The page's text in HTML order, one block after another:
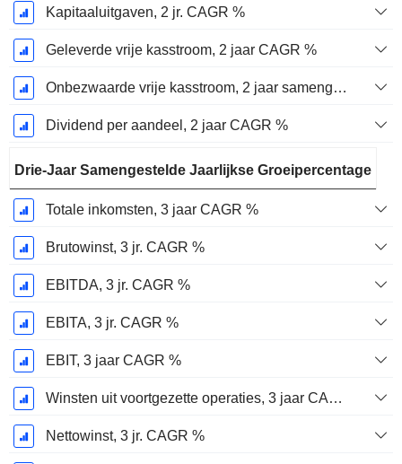
Kapitaaluitgaven, 2 jr. CAGR %
Geleverde vrije kasstroom, 2 jaar CAGR %
Onbezwaarde vrije kasstroom, 2 jaar samengestelde jaarlijkse groeipercentage %
Dividend per aandeel, 2 jaar CAGR %
Drie-Jaar Samengestelde Jaarlijkse Groeipercentage
Totale inkomsten, 3 jaar CAGR %
Brutowinst, 3 jr. CAGR %
EBITDA, 3 jr. CAGR %
EBITA, 3 jr. CAGR %
EBIT, 3 jaar CAGR %
Winsten uit voortgezette operaties, 3 jaar CAGR %
Nettowinst, 3 jr. CAGR %